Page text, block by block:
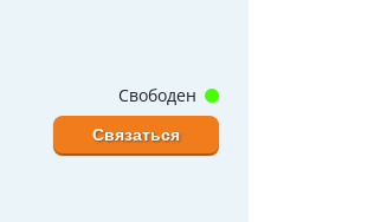
Свободен
Связаться